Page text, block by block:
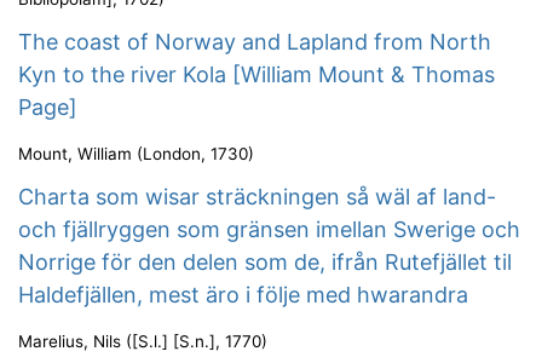
The coast of Norway and Lapland from North
Kyn to the river Kola [William Mount & Thomas
Page]
Mount, William (London, 1730)
Charta som wisar sträckningen så wäl af land-
och fjällryggen som gränsen imellan Swerige och
Norrige för den delen som de, ifrån Rutefjället til
Haldefjällen, mest äro i följe med hwarandra
Marelius, Nils ([S.l.] [S.n.], 1770)